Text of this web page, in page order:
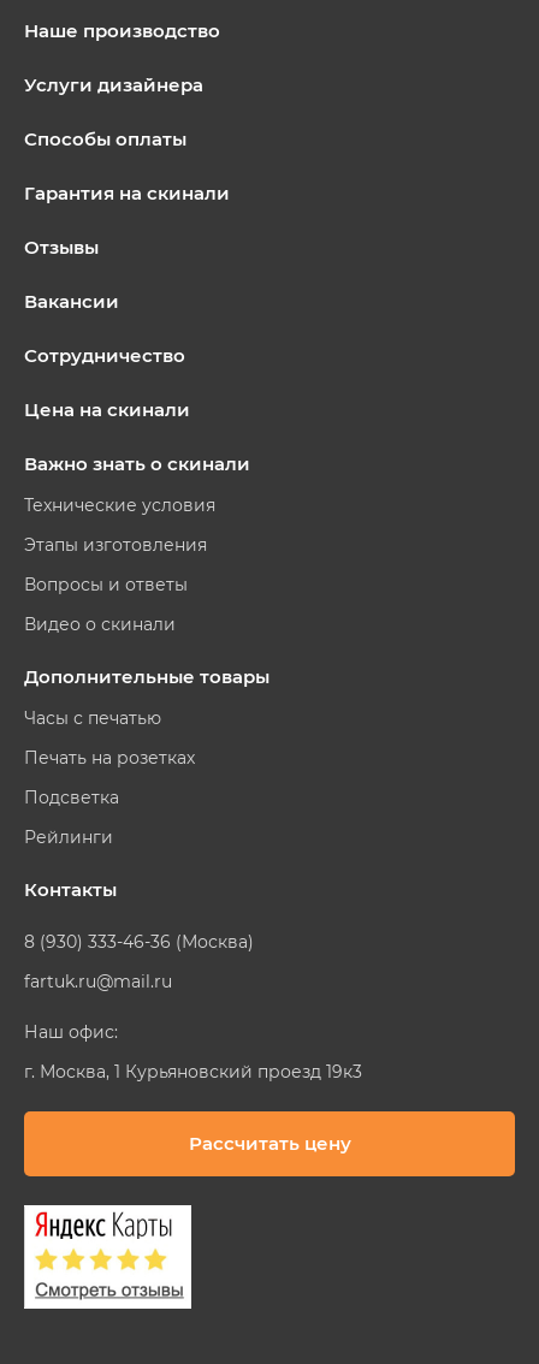
Наше производство
Услуги дизайнера
Способы оплаты
Гарантия на скинали
Отзывы
Вакансии
Сотрудничество
Цена на скинали
Важно знать о скинали
Технические условия
Этапы изготовления
Вопросы и ответы
Видео о скинали
Дополнительные товары
Часы с печатью
Печать на розетках
Подсветка
Рейлинги
Контакты
8 (930) 333-46-36 (Москва)
fartuk.ru@mail.ru
Наш офис:
г. Москва, 1 Курьяновский проезд 19к3
Рассчитать цену